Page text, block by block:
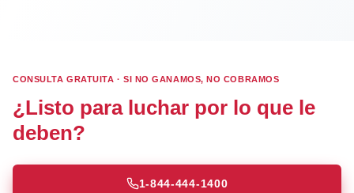
CONSULTA GRATUITA · SI NO GANAMOS, NO COBRAMOS
¿Listo para luchar por lo que le
deben?
1-844-444-1400